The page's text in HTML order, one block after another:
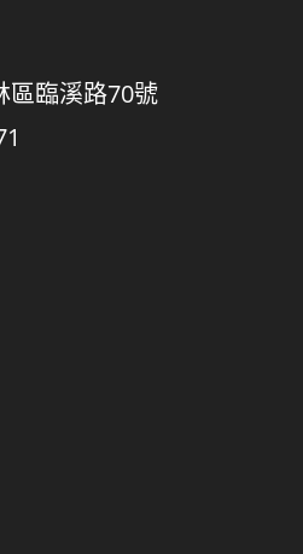
區臨溪路70號